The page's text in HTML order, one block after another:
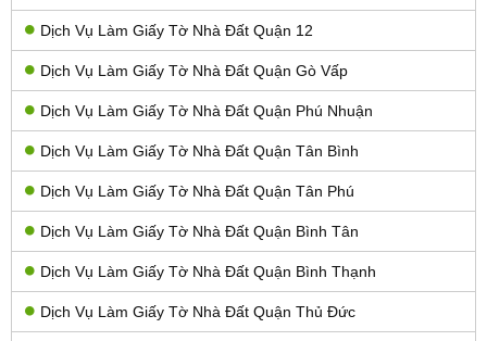
Dịch Vụ Làm Giấy Tờ Nhà Đất Quận 12
Dịch Vụ Làm Giấy Tờ Nhà Đất Quận Gò Vấp
Dịch Vụ Làm Giấy Tờ Nhà Đất Quận Phú Nhuận
Dịch Vụ Làm Giấy Tờ Nhà Đất Quận Tân Bình
Dịch Vụ Làm Giấy Tờ Nhà Đất Quận Tân Phú
Dịch Vụ Làm Giấy Tờ Nhà Đất Quận Bình Tân
Dịch Vụ Làm Giấy Tờ Nhà Đất Quận Bình Thạnh
Dịch Vụ Làm Giấy Tờ Nhà Đất Quận Thủ Đức